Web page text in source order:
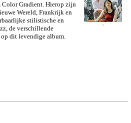
Color Gradient. Hierop zijn
Wereld, Frankrijk en
stilistische en
de verschillende
dit levendige album.